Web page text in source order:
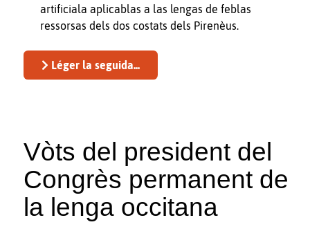
artificiala aplicablas a las lengas de feblas
ressorsas dels dos costats dels Pirenèus.
Léger la seguida...
Vòts del president del
Congrès permanent de
la lenga occitana